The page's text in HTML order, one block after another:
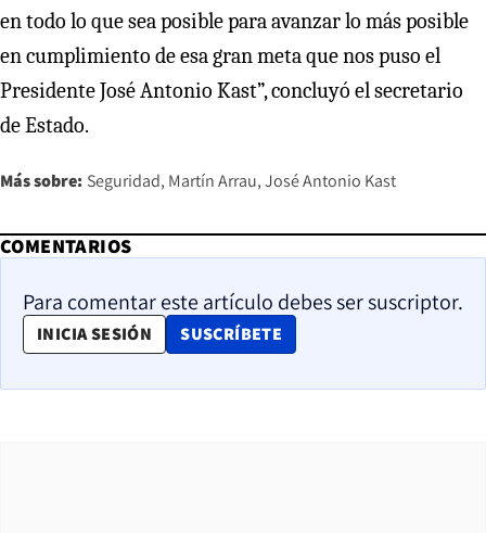
en todo lo que sea posible para avanzar lo más posible
en cumplimiento de esa gran meta que nos puso el
Presidente José Antonio Kast”, concluyó el secretario
de Estado.
Más sobre: Seguridad Martín Arrau José Antonio Kast
COMENTARIOS
Para comentar este artículo debes ser suscriptor.
INICIA SESIÓN SUSCRÍBETE
OPENS IN NEW WINDOW